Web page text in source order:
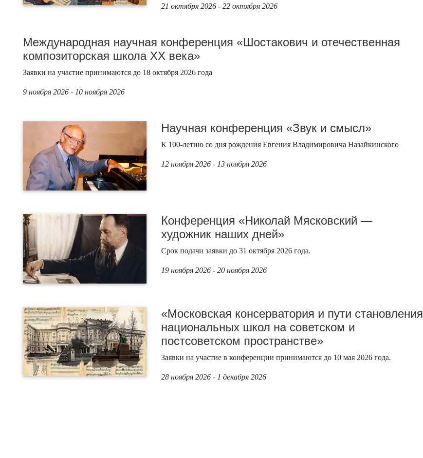
21 октября 2026 - 22 октября 2026
Международная научная конференция «Шостакович и отечественная
композиторская школа ХХ века»
Заявки на участие принимаются до 18 октября 2026 года
9 ноября 2026 - 10 ноября 2026
Научная конференция «Звук и смысл»
К 100-летию со дня рождения Евгения Владимировича Назайкинского
12 ноября 2026 - 13 ноября 2026
Конференция «Николай Мясковский —
художник наших дней»
Срок подачи заявки до 31 октября 2026 года.
19 ноября 2026 - 20 ноября 2026
«Московская консерватория и пути становления
национальных школ на советском и
постсоветском пространстве»
Заявки на участие в конференции принимаются до 10 мая 2026 года.
28 ноября 2026 - 1 декабря 2026